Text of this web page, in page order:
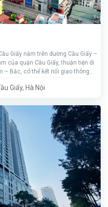
Giấy nằm trên đường Cầu Giấy –
của quận Cầu Giấy, thuận tiện di
– Bắc, có thể kết nối giao thông
Giấy, Hà Nội